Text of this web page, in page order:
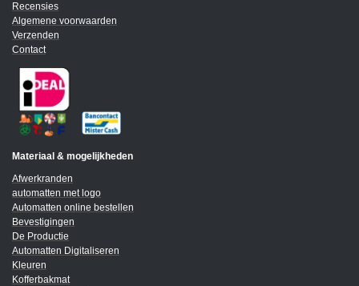
Recensies
Algemene voorwaarden
Verzenden
Contact
Materiaal & mogelijkheden
Afwerkranden
automatten met logo
Automatten online bestellen
Bevestigingen
De Productie
Automatten Digitaliseren
Kleuren
Kofferbakmat